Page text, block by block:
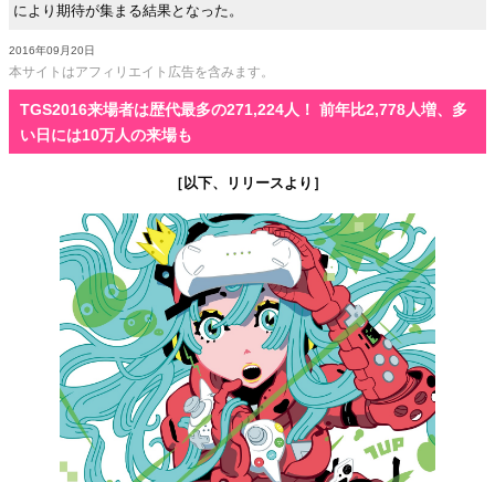
により期待が集まる結果となった。
2016年09月20日
本サイトはアフィリエイト広告を含みます。
TGS2016来場者は歴代最多の271,224人！ 前年比2,778人増、多
い日には10万人の来場も
［以下、リリースより］